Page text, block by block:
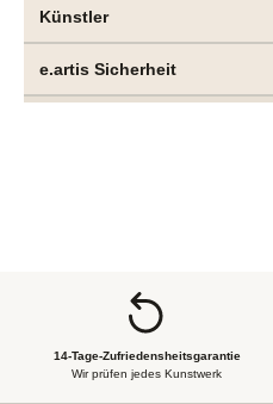
Künstler
e.artis Sicherheit
14-Tage-Zufriedensheitsgarantie
Wir prüfen jedes Kunstwerk